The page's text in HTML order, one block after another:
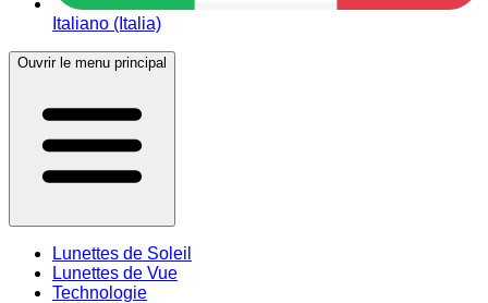
Italiano (Italia)
Ouvrir le menu principal
Lunettes de Soleil
Lunettes de Vue
Technologie